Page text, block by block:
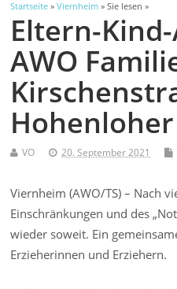
Startseite »Viernheim » Sie lesen »
Eltern-
AWO
VO 20. September 2021
Viernheim (AWO/TS) – Nach
Einschränkungen und des
wieder soweit. Ein
Erzieherinnen und Erziehern.